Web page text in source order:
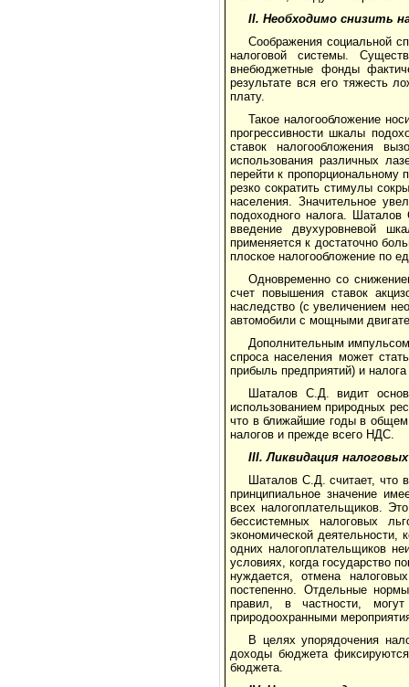
II. Необходимо снизить
Соображения социальной
налоговой системы.
внебюджетные фонды
результате вся его тяжесть
плату.
Такое налогообложение
прогрессивности шкалы
ставок налогообложения
использования различных
перейти к пропорциональному
резко сократить стимулы
населения. Значительное
подоходного налога.
введение двухуровневой
применяется к достаточно
плоское налогообложение по
Одновременно со
счет повышения ставок
наследство (с увеличением
автомобили с мощными
Дополнительным импульсом
спроса населения может
прибыль предприятий) и
Шаталов С.Д. видит
использованием природных
что в ближайшие годы в общем
налогов и прежде всего НДС.
III. Ликвидация
Шаталов С.Д. считает, что
принципиальное значение
всех налогоплательщиков.
бессистемных налоговых
экономической деятель­ности,
одних налогоплательщиков
условиях, когда государство
нуждается, отмена
постепенно. Отдельные
правил, в частности,
природоохранными
В целях упорядочения
доходы бюджета
бюджета.